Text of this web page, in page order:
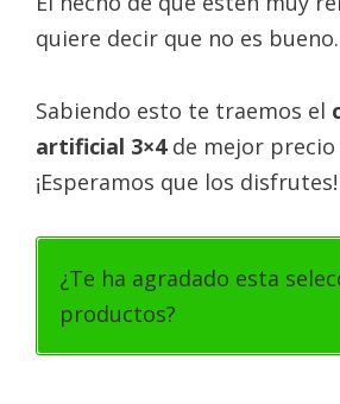
quiere decir que no es bueno.
Sabiendo esto te traemos el
artificial 3×4de mejor precio
¡Esperamos que los disfrutes!
¿Te ha agradado esta
productos?